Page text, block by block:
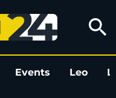
Wie
search
Events Leo